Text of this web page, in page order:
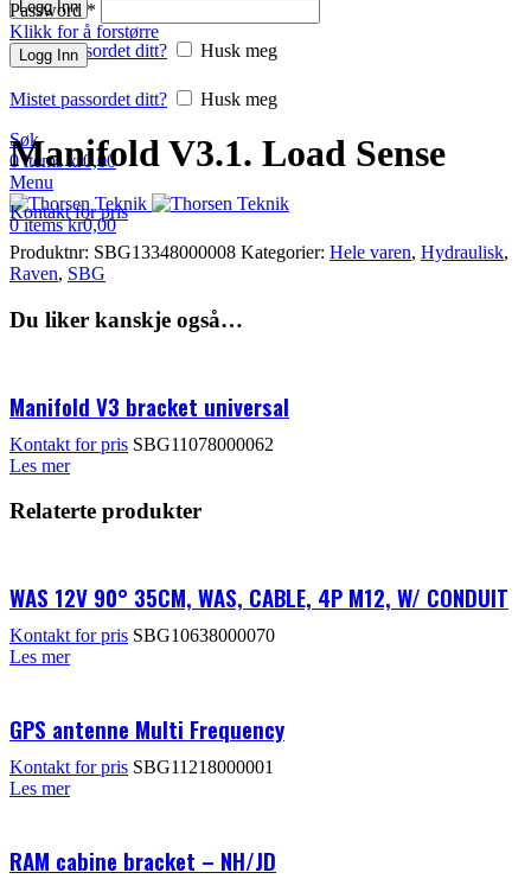
Logg Inn
Mistet passordet ditt? Husk meg
Password *
Logg Inn
Mistet passordet ditt?
Husk meg
Søk
0items kr0,00
Menu
0items kr0,00
Klikk for å forstørre
Manifold V3.1. Load Sense
Kontakt for pris
Produktnr: SBG13348000008 Kategorier: Hele varen, Hydraulisk,
Raven, SBG
Du liker kanskje også…
Manifold V3 bracket universal
Kontakt for pris SBG11078000062
Les mer
Relaterte produkter
WAS 12V 90° 35CM, WAS, CABLE, 4P M12, W/ CONDUIT
Kontakt for pris SBG10638000070
Les mer
GPS antenne Multi Frequency
Kontakt for pris SBG11218000001
Les mer
RAM cabine bracket – NH/JD